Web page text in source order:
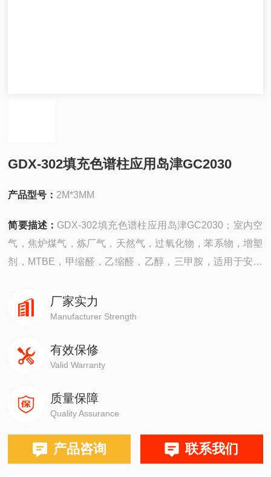
GDX-302填充色谱柱应用岛津GC2030
产品型号： 2M*3MM
简要描述： GDX-302填充色谱柱应用岛津GC2030；室内空
气，焦炉煤气，炼厂气，天然气，过氧化物，苯系物，增塑
剂，MTBE，甲缩醛，乙缩醛，乙醇，三甲胺，适用于安捷
GC2014，GC-2030
厂家实力
Manufacturer Strength
有效保修
Valid Warranty
质量保障
Quality Assurance
产品咨询 联系我们